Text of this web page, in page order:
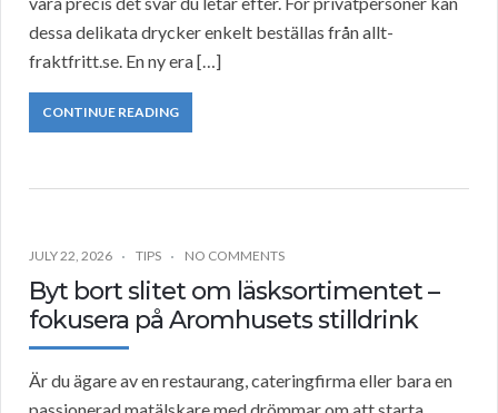
dessa delikata drycker enkelt beställas från allt-
fraktfritt.se. En ny era […]
CONTINUE READING
JULY 22, 2026 TIPS NO COMMENTS
Byt bort slitet om läsksortimentet –
fokusera på Aromhusets stilldrink
Är du ägare av en restaurang, cateringfirma eller bara en